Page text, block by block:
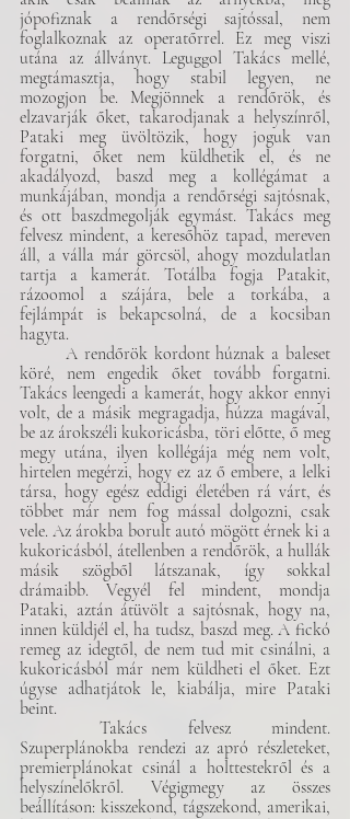
jópofiznak a rendőrségi sajtóssal, nem
foglalkoznak az operatőrrel. Ez meg viszi
utána az állványt. Leguggol Takács mellé,
megtámasztja, hogy stabil legyen, ne
mozogjon be. Megjönnek a rendőrök, és
elzavarják őket, takarodjanak a helyszínről,
Pataki meg üvöltözik, hogy joguk van
forgatni, őket nem küldhetik el, és ne
akadályozd, baszd meg a kollégámat a
munkájában, mondja a rendőrségi sajtósnak,
és ott baszdmegolják egymást. Takács meg
felvesz mindent, a keresőhöz tapad, mereven
áll, a válla már görcsöl, ahogy mozdulatlan
tartja a kamerát. Totálba fogja Patakit,
rázoomol a szájára, bele a torkába, a
fejlámpát is bekapcsolná, de a kocsiban
hagyta.
köré, nem engedik őket tovább forgatni.
Takács leengedi a kamerát, hogy akkor ennyi
volt, de a másik megragadja, húzza magával,
be az árokszéli kukoricásba, töri előtte, ő meg
megy utána, ilyen kollégája még nem volt,
hirtelen megérzi, hogy ez az ő embere, a lelki
társa, hogy egész eddigi életében rá várt, és
többet már nem fog mással dolgozni, csak
vele. Az árokba borult autó mögött érnek ki a
kukoricásból, átellenben a rendőrök, a hullák
másik szögből látszanak, így sokkal
drámaibb. Vegyél fel mindent, mondja
Pataki, aztán átüvölt a sajtósnak, hogy na,
innen küldjél el, ha tudsz, baszd meg. A fickó
remeg az idegtől, de nem tud mit csinálni, a
kukoricásból már nem küldheti el őket. Ezt
úgyse adhatjátok le, kiabálja, mire Pataki
beint.
	Takács felvesz mindent.
Szuperplánokba rendezi az apró részleteket,
premierplánokat csinál a holttestekről és a
helyszínelőkről. Végigmegy az összes
beállításon: kisszekond, tágszekond, amerikai,